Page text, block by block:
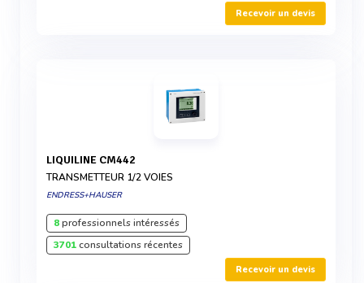
Recevoir un devis
LIQUILINE CM442
TRANSMETTEUR 1/2 VOIES
ENDRESS+HAUSER
8professionnels intéressés
3701consultations récentes
Recevoir un devis